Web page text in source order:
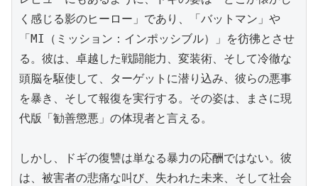
く感じる影のヒーロー」であり、「バットマン」や
「MI（ミッション：インポッシブル）」を彷彿とさせ
る。彼は、卓越した戦闘能力、変装術、そして冷徹な
頭脳を駆使して、ターゲットに潜り込み、彼らの悪事
を暴き、そして報復を実行する。その姿は、まさに現
代版「勧善懲悪」の体現者と言える。
しかし、ドギの復讐は単なる暴力の応酬ではない。彼
は、被害者の悲痛な叫び、失われた未来、そして社会